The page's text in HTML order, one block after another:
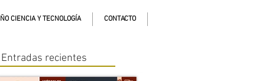
CIENCIA Y TECNOLOGÍA CONTACTO
Entradas recientes